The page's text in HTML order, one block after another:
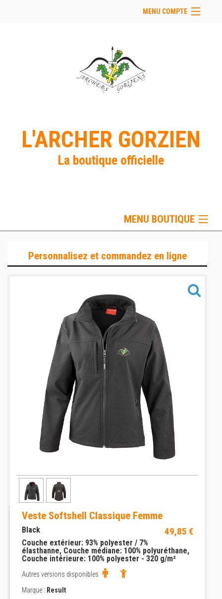
MENU COMPTE
Facebook
Se connecter
Panier (vide)
L'ARCHER GORZIEN
La boutique officielle
MENU BOUTIQUE
Sportswear
Personnalisez et commandez en ligne
Veste Softshell Classique Femme
49,85 €
Black
Couche extérieur: 93% polyester / 7%
élasthanne, Couche médiane: 100% polyuréthane,
Couche intérieure: 100% polyester - 320 g/m²
Autres versions disponibles
Marque : Result